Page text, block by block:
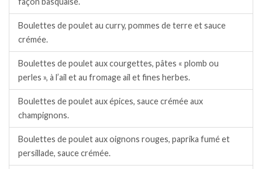
Boulettes de poulet au curry, pommes de terre et sauce
crémée.
Boulettes de poulet aux courgettes, pâtes « plomb ou
perles », à l’ail et au fromage ail et fines herbes.
Boulettes de poulet aux épices, sauce crémée aux
champignons.
Boulettes de poulet aux oignons rouges, paprika fumé et
persillade, sauce crémée.